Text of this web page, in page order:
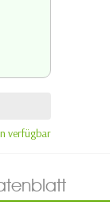
verfügbar